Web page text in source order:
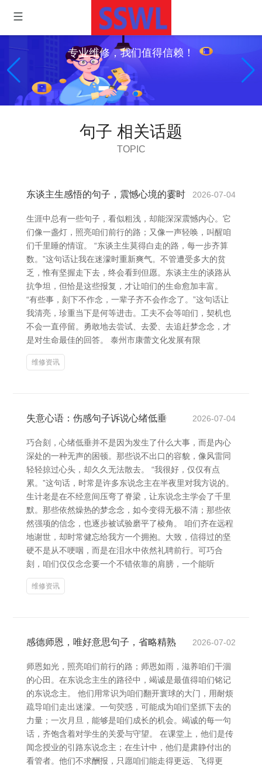
专业维修，我们值得信赖！
句子 相关话题
TOPIC
东谈主生感悟的句子，震憾心境的霎时 2026-07-04
生涯中总有一些句子，看似粗浅，却能深深震憾内心。它
们像一盏灯，照亮咱们前行的路；又像一声轻唤，叫醒咱
们千里睡的情谊。 “东谈主生莫得白走的路，每一步齐算
数。”这句话让我在迷濛时重新爽气。不管遭受多大的贫
乏，惟有坚握走下去，终会看到但愿。东谈主生的谈路从
抗争坦，但恰是这些报复，才让咱们的生命愈加丰富。
“有些事，刻下不作念，一辈子齐不会作念了。”这句话让
我清亮，珍重当下是何等进击。工夫不会等咱们，契机也
不会一直停留。勇敢地去尝试、去爱、去追赶梦念念，才
是对生命最佳的回答。 泰州市康蕾文化发展有限
维修资讯
失意心语：伤感句子诉说心绪低垂 2026-07-04
巧合刻，心绪低垂并不是因为发生了什么大事，而是内心
深处的一种无声的困顿。那些说不出口的容貌，像风雷同
轻轻掠过心头，却久久无法散去。 “我很好，仅仅有点
累。”这句话，时常是许多东说念主在半夜里对我方说的。
生计老是在不经意间压弯了脊梁，让东说念主学会了千里
默。那些依然燥热的梦念念，如今变得无极不清；那些依
然强项的信念，也逐步被试验磨平了棱角。 咱们齐在远程
地谢世，却时常健忘给我方一个拥抱。大致，信得过的坚
硬不是从不哽咽，而是在泪水中依然礼聘前行。可巧合
刻，咱们仅仅念念要一个不错依靠的肩膀，一个能听
维修资讯
感德师恩，唯好意思句子，省略精熟 2026-07-02
师恩如光，照亮咱们前行的路；师恩如雨，滋养咱们干涸
的心田。在东说念主生的路径中，竭诚是最值得咱们铭记
的东说念主。 他们用常识为咱们翻开寰球的大门，用耐烦
疏导咱们走出迷濛。一句荧惑，可能成为咱们坚抓下去的
力量；一次月旦，能够是咱们成长的机会。竭诚的每一句
话，齐饱含着对学生的关爱与守望。 在课堂上，他们是传
闻念授业的引路东说念主；在生计中，他们是肃静付出的
看管者。他们不求酬报，只愿咱们能走得更远、飞得更